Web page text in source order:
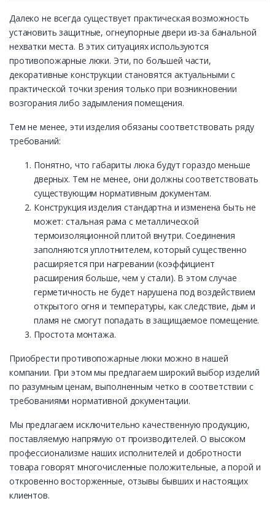
Далеко не всегда существует практическая возможность
установить защитные, огнеупорные двери из-за банальной
нехватки места. В этих ситуациях используются
противопожарные люки. Эти, по большей части,
декоративные конструкции становятся актуальными с
практической точки зрения только при возникновении
возгорания либо задымления помещения.
Тем не менее, эти изделия обязаны соответствовать ряду
требований:
Понятно, что габариты люка будут гораздо меньше
дверных. Тем не менее, они должны соответствовать
существующим нормативным документам.
Конструкция изделия стандартна и изменена быть не
может: стальная рама с металлической
термоизоляционной плитой внутри. Соединения
заполняются уплотнителем, который существенно
расширяется при нагревании (коэффициент
расширения больше, чем у стали). В этом случае
герметичность не будет нарушена под воздействием
открытого огня и температуры, как следствие, дым и
пламя не смогут попадать в защищаемое помещение.
Простота монтажа.
Приобрести противопожарные люки можно в нашей
компании. При этом мы предлагаем широкий выбор изделий
по разумным ценам, выполненным четко в соответствии с
требованиями нормативной документации.
Мы предлагаем исключительно качественную продукцию,
поставляемую напрямую от производителей. О высоком
профессионализме наших исполнителей и добротности
товара говорят многочисленные положительные, а порой и
откровенно восторженные, отзывы бывших и настоящих
клиентов.